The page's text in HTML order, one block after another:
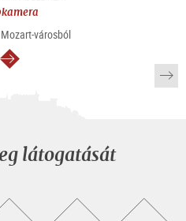
városból
Tovább
látogatását